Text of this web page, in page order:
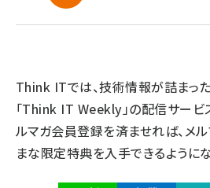
Think ITでは、技術情報が詰まっ
「Think IT Weekly」の配信サービ
ルマガ会員登録を済ませれば、メ
まな限定特典を入手できるようにな